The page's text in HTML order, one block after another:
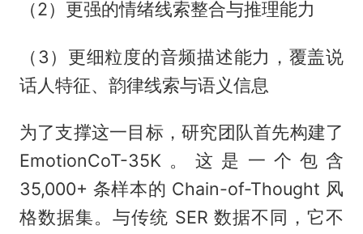
（2）更强的情绪线索整合与推理能力
（3）更细粒度的音频描述能力，覆盖说
话人特征、韵律线索与语义信息
为了支撑这一目标，研究团队首先构建了
EmotionCoT-35K。这是一个包含
35,000+ 条样本的 Chain-of-Thought 风
格数据集。与传统 SER 数据不同，它不